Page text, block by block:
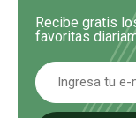
Recibe gratis
favoritas